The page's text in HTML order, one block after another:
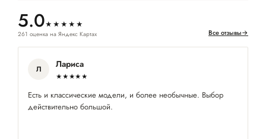
5.0★★★★★
261 оценка на Яндекс Картах Все отзывы→
Л Лариса
★★★★★
Есть и классические модели, и более необычные. Выбор
действительно большой.